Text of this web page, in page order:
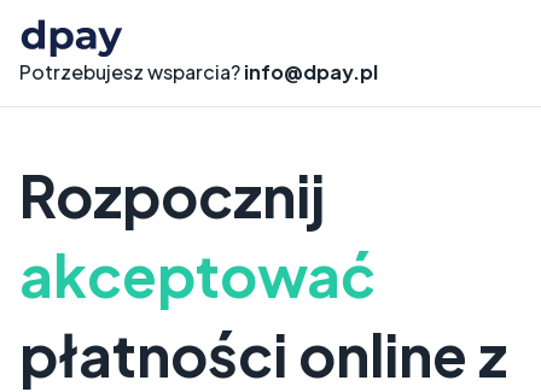
Potrzebujesz wsparcia?info@dpay.pl
Rozpocznij
akceptować
płatności online z